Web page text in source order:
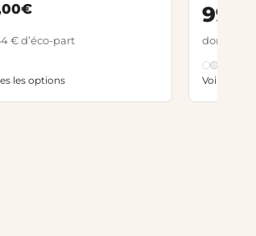
€ d’éco-part
les options
99
dont 6,01
Voir